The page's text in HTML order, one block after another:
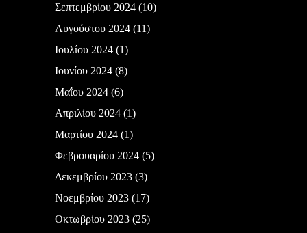
Σεπτεμβρίου 2024(10)
Αυγούστου 2024(11)
Ιουλίου 2024(1)
Ιουνίου 2024(8)
Μαΐου 2024(6)
Απριλίου 2024(1)
Μαρτίου 2024(1)
Φεβρουαρίου 2024(5)
Δεκεμβρίου 2023(3)
Νοεμβρίου 2023(17)
Οκτωβρίου 2023(25)